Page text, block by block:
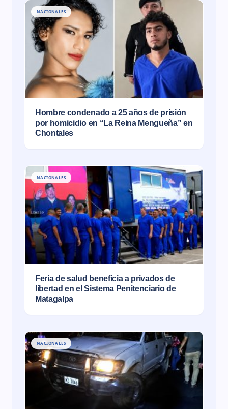
NACIONALES
Hombre condenado a 25 años de prisión
por homicidio en “La Reina Mengueña” en
Chontales
NACIONALES
Feria de salud beneficia a privados de
libertad en el Sistema Penitenciario de
Matagalpa
NACIONALES